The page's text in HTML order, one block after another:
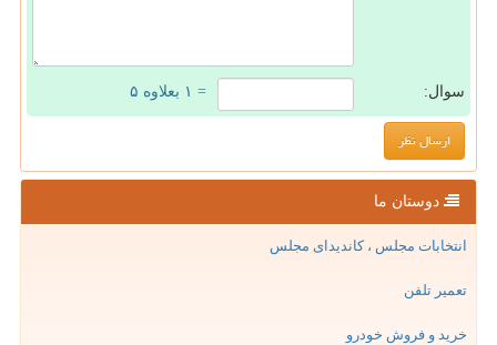
سوال: = ۱ بعلاوه ۵
دوستان ما
انتخابات مجلس ، کاندیدای مجلس
تعمیر تلفن
خرید و فروش خودرو